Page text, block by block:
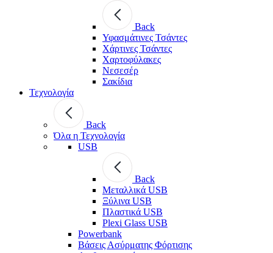
Back
Υφασμάτινες Τσάντες
Χάρτινες Τσάντες
Χαρτοφύλακες
Νεσεσέρ
Σακίδια
Τεχνολογία
Back
Όλα η Τεχνολογία
USB
Back
Μεταλλικά USB
Ξύλινα USB
Πλαστικά USB
Plexi Glass USB
Powerbank
Βάσεις Ασύρματης Φόρτισης